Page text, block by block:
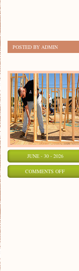
POSTED BY ADMIN
JUNE - 30 - 2026
COMMENTS OFFON